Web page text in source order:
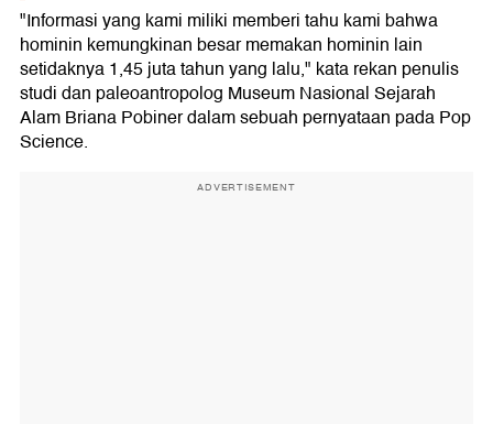
"Informasi yang kami miliki memberi tahu kami bahwa
hominin kemungkinan besar memakan hominin lain
setidaknya 1,45 juta tahun yang lalu," kata rekan penulis
studi dan paleoantropolog Museum Nasional Sejarah
Alam Briana Pobiner dalam sebuah pernyataan pada Pop
Science.
ADVERTISEMENT